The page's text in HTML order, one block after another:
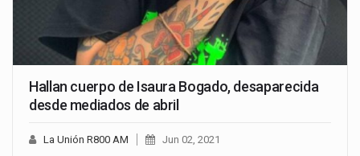
Hallan cuerpo de Isaura Bogado, desaparecida
desde mediados de abril
La Unión R800 AM Jun 02, 2021